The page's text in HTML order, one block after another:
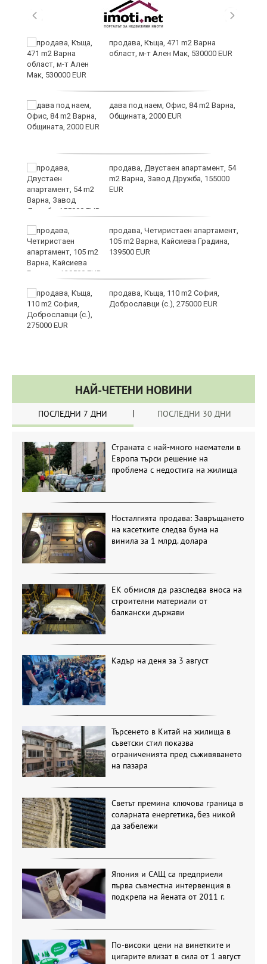
продава, Къща, 471 m2 Варна
област, м-т Ален Мак, 530000 EUR
дава под наем, Офис, 84 m2 Варна,
Общината, 2000 EUR
продава, Двустаен апартамент, 54
m2 Варна, Завод Дружба, 155000
EUR
продава, Четиристаен апартамент,
105 m2 Варна, Кайсиева Градина,
139500 EUR
продава, Къща, 110 m2 София,
Доброславци (с.), 275000 EUR
НАЙ-ЧЕТЕНИ НОВИНИ
ПОСЛЕДНИ 7 ДНИ ПОСЛЕДНИ 30 ДНИ
Страната с най-много наематели в
Европа търси решение на
проблема с недостига на жилища
Носталгията продава: Завръщането
на касетките следва бума на
винила за 1 млрд. долара
ЕК обмисля да разследва вноса на
строителни материали от
балкански държави
Кадър на деня за 3 август
Търсенето в Китай на жилища в
съветски стил показва
ограниченията пред съживяването
на пазара
Светът премина ключова граница в
соларната енергетика, без никой
да забележи
Япония и САЩ са предприели
първа съвместна интервенция в
подкрепа на йената от 2011 г.
По-високи цени на винетките и
цигарите влизат в сила от 1 август